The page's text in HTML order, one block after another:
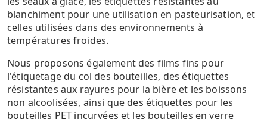
blanchiment pour une utilisation en pasteurisation, et
celles utilisées dans des environnements à
températures froides.
Nous proposons également des films fins pour
l'étiquetage du col des bouteilles, des étiquettes
résistantes aux rayures pour la bière et les boissons
non alcoolisées, ainsi que des étiquettes pour les
bouteilles PET incurvées et les bouteilles en verre